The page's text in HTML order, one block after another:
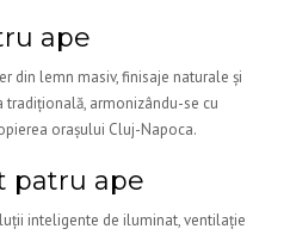
ape
din lemn masiv, finisaje naturale și
armonizându-se cu
orașului Cluj-Napoca.
patru ape
inteligente de iluminat, ventilație